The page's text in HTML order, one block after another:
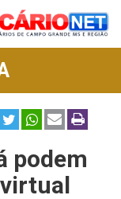
podem